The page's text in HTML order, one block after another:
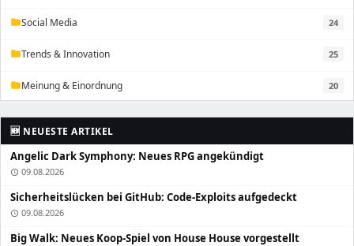
folderSocial Media 24
folderTrends & Innovation 25
folderMeinung & Einordnung 20
🆕 NEUESTE ARTIKEL
Angelic Dark Symphony: Neues RPG angekündigt
schedule 09.08.2026
Sicherheitslücken bei GitHub: Code-Exploits aufgedeckt
schedule 09.08.2026
Big Walk: Neues Koop-Spiel von House House vorgestellt